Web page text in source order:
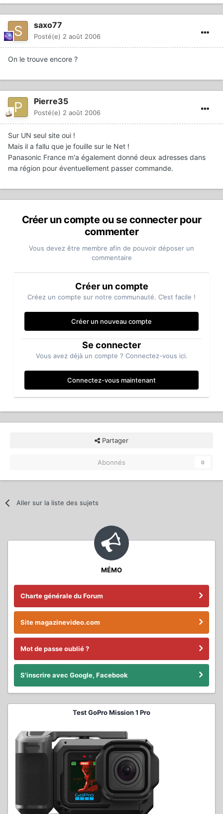
saxo77
Posté(e) 2 août 2006
On le trouve encore ?
Pierre35
Posté(e) 2 août 2006
Sur UN seul site oui !
Mais il a fallu que je fouille sur le Net !
Panasonic France m'a également donné deux adresses dans
ma région pour éventuellement passer commande.
Créer un compte ou se connecter pour
commenter
Vous devez être membre afin de pouvoir déposer un
commentaire
Créer un compte
Créez un compte sur notre communauté. C’est facile !
Créer un nouveau compte
Se connecter
Vous avez déjà un compte ? Connectez-vous ici.
Connectez-vous maintenant
Partager
Abonnés 0
Aller sur la liste des sujets
MÉMO
Charte générale du Forum
Site magazinevideo.com
Mot de passe oublié ?
S'inscrire avec Google, Facebook
Test GoPro Mission 1 Pro